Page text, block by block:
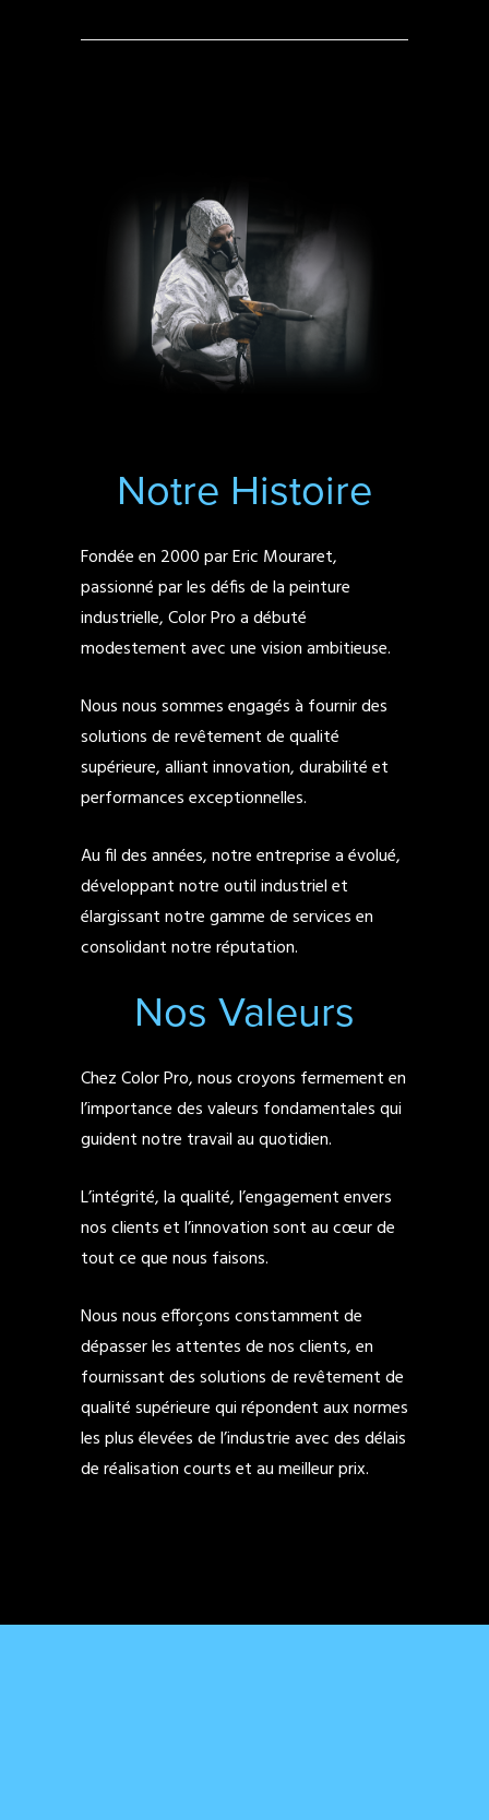
Notre Histoire
Fondée en 2000 par Eric Mouraret,
passionné par les défis de la peinture
industrielle, Color Pro a débuté
modestement avec une vision ambitieuse.
Nous nous sommes engagés à fournir des
solutions de revêtement de qualité
supérieure, alliant innovation, durabilité et
performances exceptionnelles.
Au fil des années, notre entreprise a évolué,
développant notre outil industriel et
élargissant notre gamme de services en
consolidant notre réputation.
Nos Valeurs
Chez Color Pro, nous croyons fermement en
l’importance des valeurs fondamentales qui
guident notre travail au quotidien.
L’intégrité, la qualité, l’engagement envers
nos clients et l’innovation sont au cœur de
tout ce que nous faisons.
Nous nous efforçons constamment de
dépasser les attentes de nos clients, en
fournissant des solutions de revêtement de
qualité supérieure qui répondent aux normes
les plus élevées de l’industrie avec des délais
de réalisation courts et au meilleur prix.